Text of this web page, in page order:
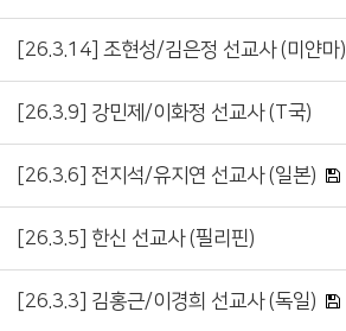
[26.3.14] 조현성/김은정 선교사 (미얀마)
[26.3.9] 강민제/이화정 선교사 (T국)
[26.3.6] 전지석/유지연 선교사 (일본)
[26.3.5] 한신 선교사 (필리핀)
[26.3.3] 김홍근/이경희 선교사 (독일)